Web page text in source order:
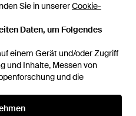
Sie in unsererCookie-
Daten, um Folgendes
einem Gerät und/oder Zugriff
und Inhalte, Messen von
und die
Sie in unsererCookie-
Daten, um Folgendes
einem Gerät und/oder Zugriff
und Inhalte, Messen von
und die